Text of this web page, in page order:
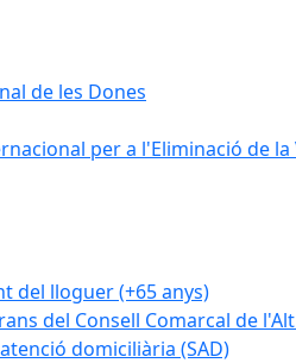
de les Dones
per a l'Eliminació de
del lloguer (+65 anys)
del Consell Comarcal de
domiciliària (SAD)